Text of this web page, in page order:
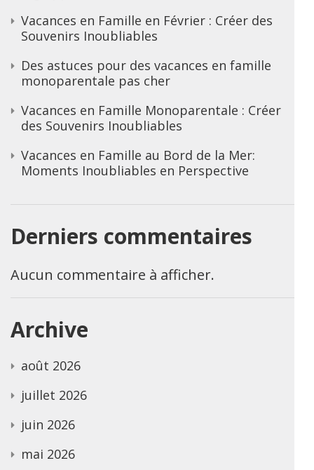
Vacances en Famille en Février : Créer des
Souvenirs Inoubliables
Des astuces pour des vacances en famille
monoparentale pas cher
Vacances en Famille Monoparentale : Créer
des Souvenirs Inoubliables
Vacances en Famille au Bord de la Mer:
Moments Inoubliables en Perspective
Derniers commentaires
Aucun commentaire à afficher.
Archive
août 2026
juillet 2026
juin 2026
mai 2026